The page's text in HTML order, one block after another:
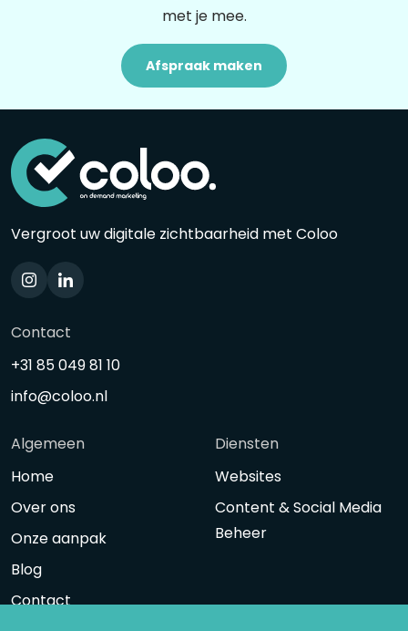
met je mee.
Afspraak maken
Vergroot uw digitale zichtbaarheid met Coloo
Contact
+31 85 049 81 10
info@coloo.nl
Algemeen
Home
Over ons
Onze aanpak
Blog
Contact
Diensten
Websites
Content & Social Media
Beheer